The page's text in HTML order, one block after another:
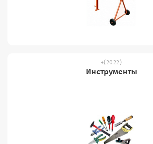
(2022)
Инструменты